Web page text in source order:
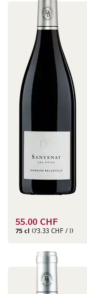
55.00 CHF
75 cl (73.33 CHF / l)